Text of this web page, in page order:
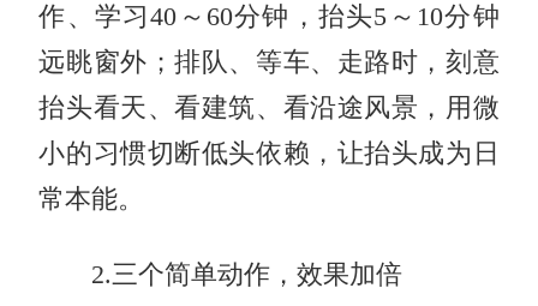
作、学习40～60分钟，抬头5～10分钟
远眺窗外；排队、等车、走路时，刻意
抬头看天、看建筑、看沿途风景，用微
小的习惯切断低头依赖，让抬头成为日
常本能。
2.三个简单动作，效果加倍